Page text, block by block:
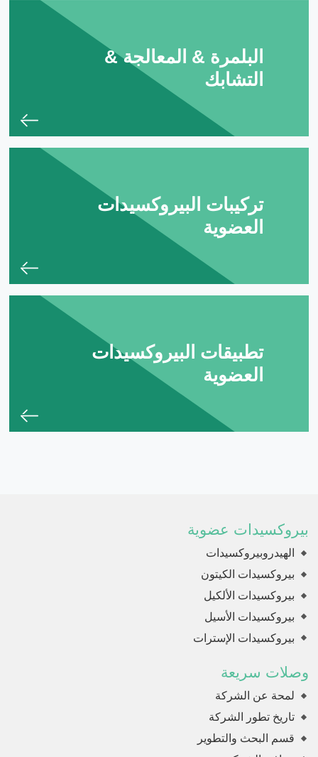
البلمرة & المعالجة &
التشابك
تركيبات البيروكسيدات
العضوية
تطبيقات البيروكسيدات
العضوية
بيروكسيدات عضوية
الهيدروبيروكسيدات
بيروكسيدات الكيتون
بيروكسيدات الألكيل
بيروكسيدات الأسيل
بيروكسيدات الإسترات
وصلات سريعة
لمحة عن الشركة
تاريخ تطور الشركة
قسم البحث والتطوير